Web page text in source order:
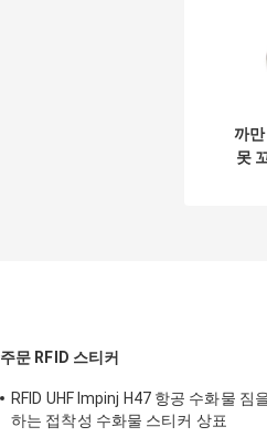
까만
못
주문 RFID 스티커
RFID UHF Impinj H47 항공 수화물 짐
하는 접착성 수화물 스티커 상표